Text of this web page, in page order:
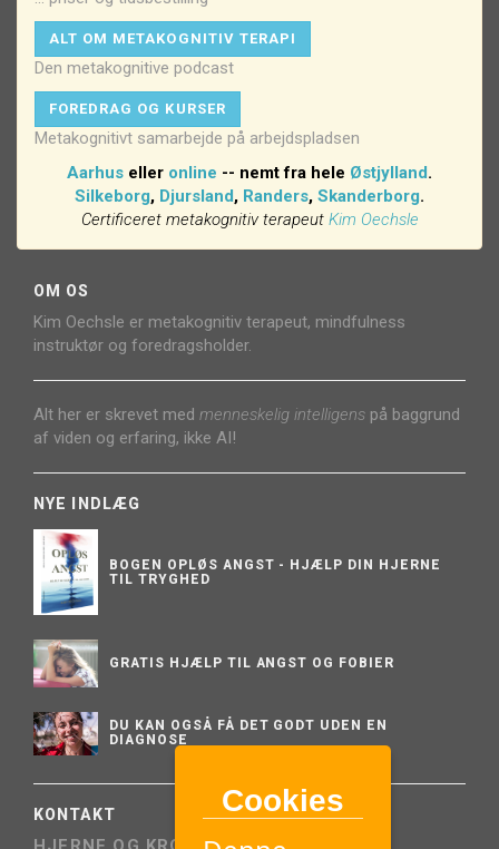
ALT OM METAKOGNITIV TERAPI
Den metakognitive podcast
FOREDRAG OG KURSER
Metakognitivt samarbejde på arbejdspladsen
Aarhus eller online -- nemt fra hele Østjylland.
Silkeborg, Djursland, Randers, Skanderborg.
Certificeret metakognitiv terapeut Kim Oechsle
OM OS
Kim Oechsle er metakognitiv terapeut, mindfulness
instruktør og foredragsholder.
Alt her er skrevet med menneskelig intelligens på baggrund
af viden og erfaring, ikke AI!
NYE INDLÆG
BOGEN OPLØS ANGST - HJÆLP DIN HJERNE
TIL TRYGHED
GRATIS HJÆLP TIL ANGST OG FOBIER
DU KAN OGSÅ FÅ DET GODT UDEN EN
DIAGNOSE
KONTAKT Cookies